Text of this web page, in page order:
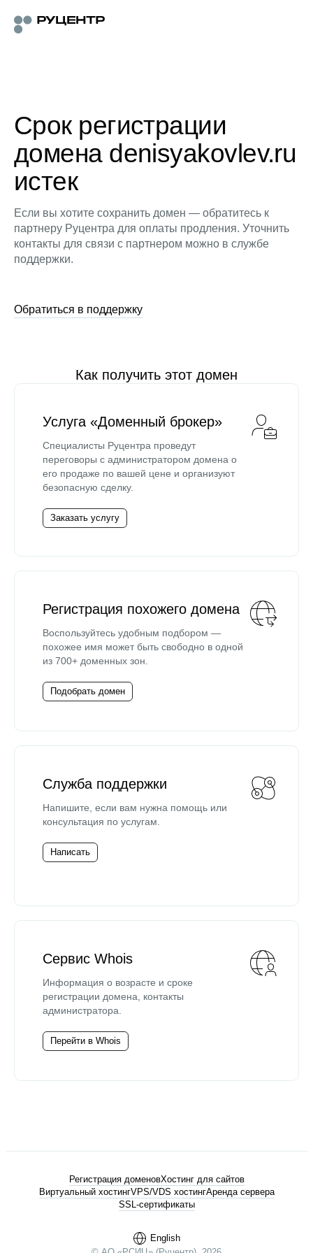
Срок регистрации
домена denisyakovlev.ru
истек
Если вы хотите сохранить домен — обратитесь к
партнеру Руцентра для оплаты продления. Уточнить
контакты для связи с партнером можно в службе
поддержки.
Обратиться в поддержку
Как получить этот домен
Услуга «Доменный брокер»
Специалисты Руцентра проведут
переговоры с администратором домена о
его продаже по вашей цене и организуют
безопасную сделку.
Заказать услугу
Регистрация похожего домена
Воспользуйтесь удобным подбором —
похожее имя может быть свободно в одной
из 700+ доменных зон.
Подобрать домен
Служба поддержки
Напишите, если вам нужна помощь или
консультация по услугам.
Написать
Сервис Whois
Информация о возрасте и сроке
регистрации домена, контакты
администратора.
Перейти в Whois
English
Регистрация доменовХостинг для сайтов
Виртуальный хостингVPS/VDS хостингАренда сервера
SSL-сертификаты